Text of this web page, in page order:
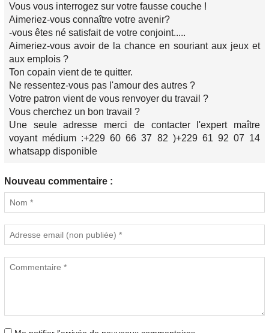
Vous vous interrogez sur votre fausse couche !
Aimeriez-vous connaître votre avenir?
-vous êtes né satisfait de votre conjoint.....
Aimeriez-vous avoir de la chance en souriant aux jeux et
aux emplois ?
Ton copain vient de te quitter.
Ne ressentez-vous pas l'amour des autres ?
Votre patron vient de vous renvoyer du travail ?
Vous cherchez un bon travail ?
Une seule adresse merci de contacter l'expert maître
voyant médium :+229 60 66 37 82 )+229 61 92 07 14
whatsapp disponible
Nouveau commentaire :